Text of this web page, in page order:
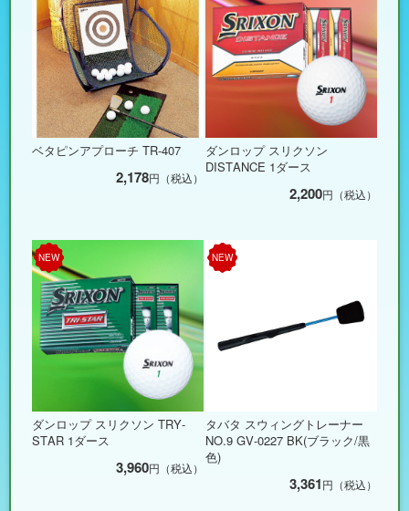
ベタピンアプローチ TR-407
2,178円（税込）
ダンロップ スリクソン
DISTANCE 1ダース
2,200円（税込）
NEW
ダンロップ スリクソン TRY-
STAR 1ダース
3,960円（税込）
NEW
タバタ スウィングトレーナー
NO.9 GV-0227 BK(ブラック/黒
色)
3,361円（税込）